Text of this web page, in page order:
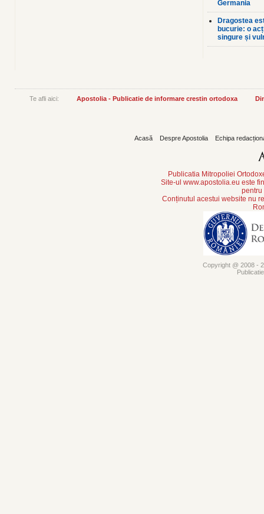
Germania
Dragostea
bucurie: o
singure și
Te afli aici: Apostolia - Publicatie de informare crestin ortodoxa
Acasă Despre Apostolia Echipa
Publicatia Mitropoliei
Site-ul www.apostolia.eu este
pentru
Conținutul acestui website nu
Copyright @ 2008 -